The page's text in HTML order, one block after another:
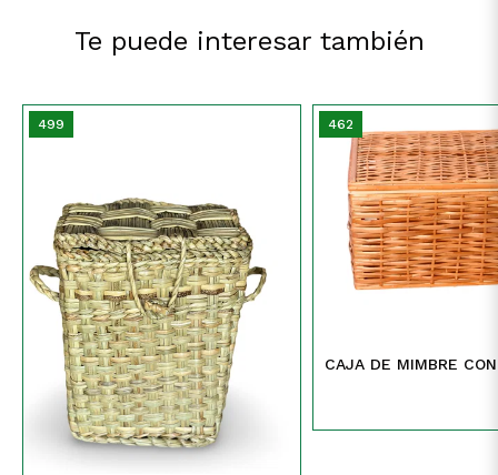
Te puede interesar también
499 462
CAJA DE MIMBRE